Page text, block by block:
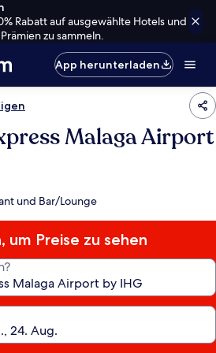
Rabatt auf ausgewählte Hotels und
zu sammeln.
App herunterladen
Malaga Airport
und Bar/Lounge
Preise zu sehen